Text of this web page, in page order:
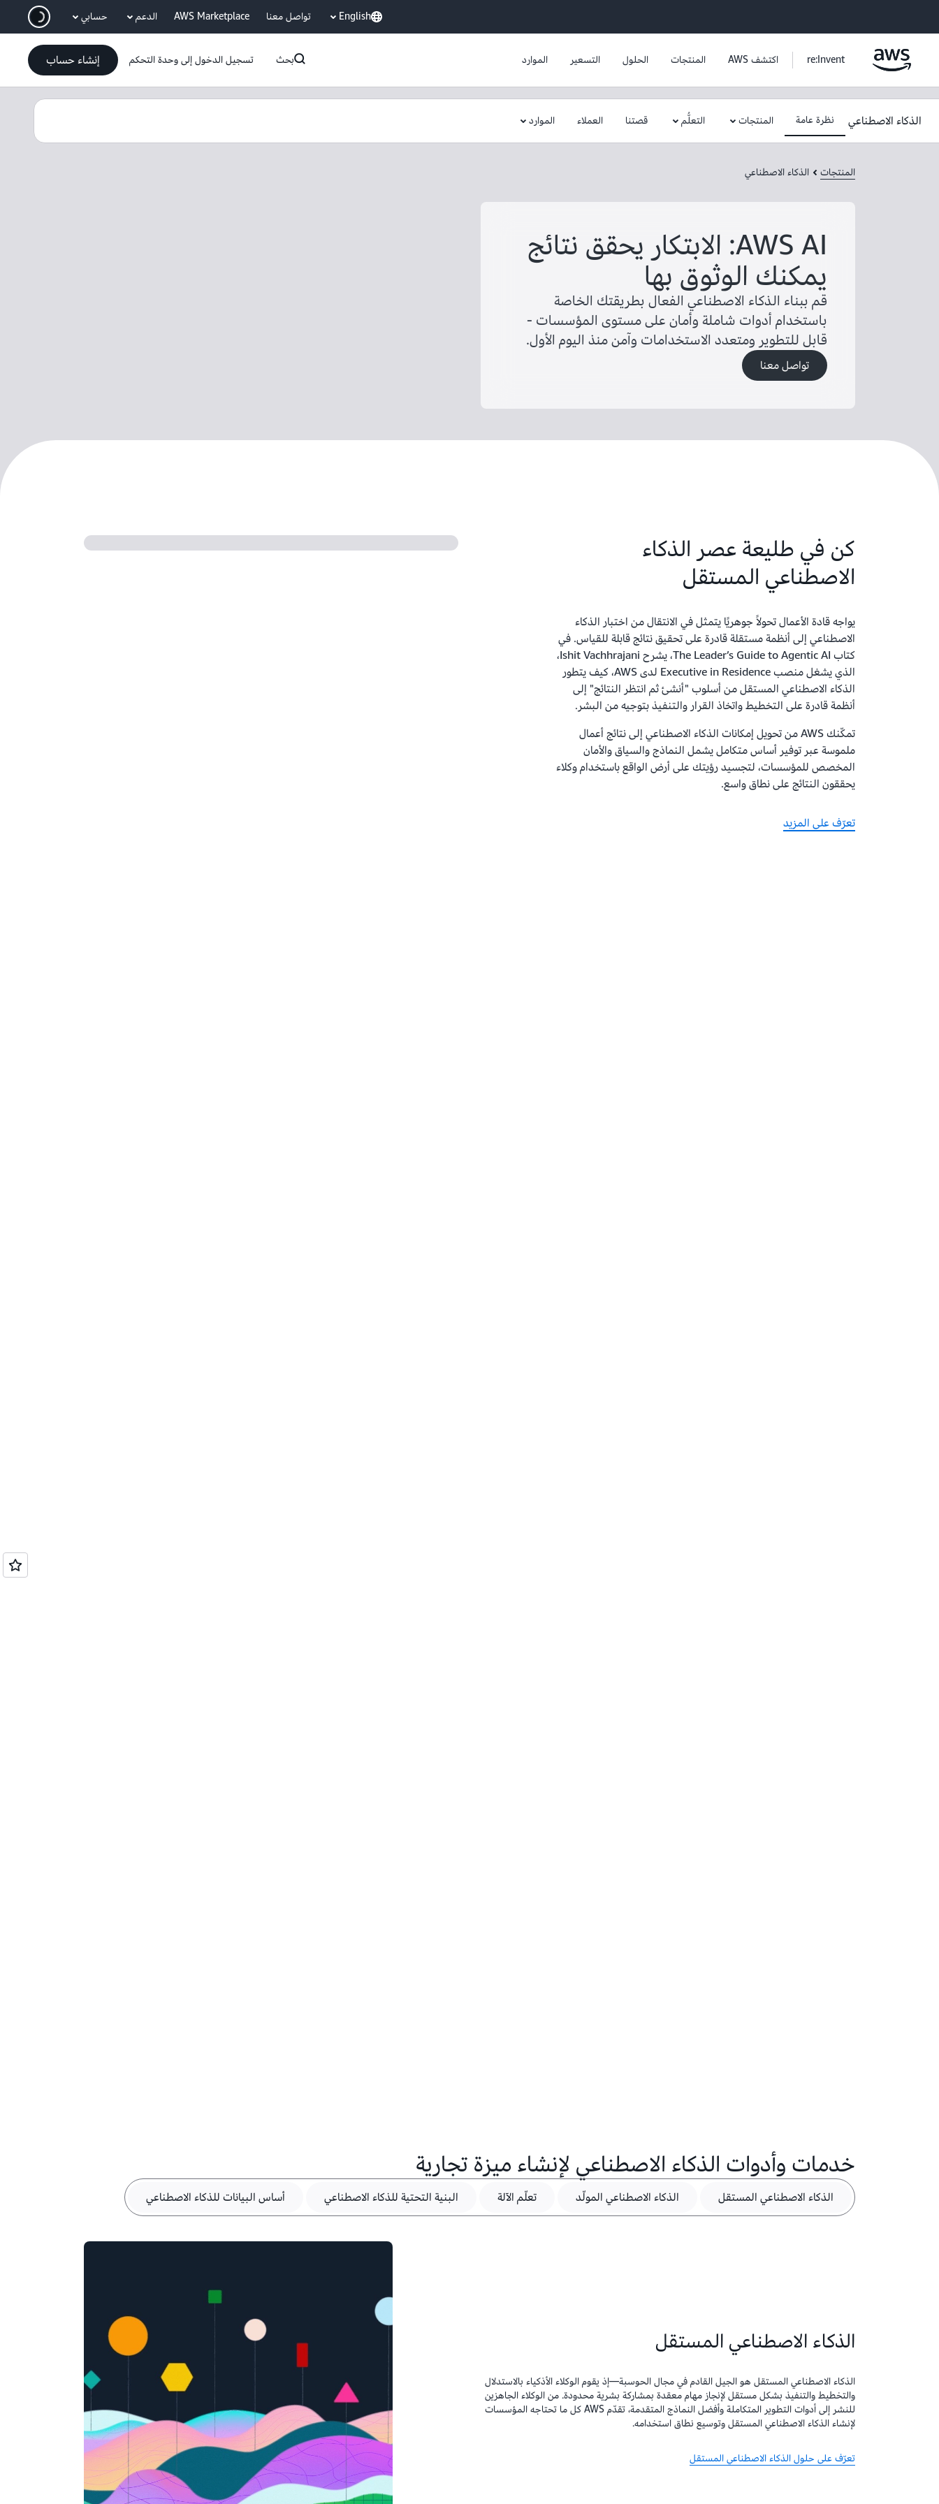
انتقل إلى المحتوى الرئيسي English تواصل معنا AWS Marketplace الدعم حسابي
re:Invent اكتشف AWS المنتجات الحلول التسعير الموارد بحث تسجيل الدخول إلى وحدة التحكم إنشاء حساب
الذكاء الاصطناعي نظرة عامة المنتجات التعلُّم قصتنا العملاء الموارد
المنتجات الذكاء الاصطناعي
AWS AI: الابتكار يحقق نتائج
يمكنك الوثوق بها
قم ببناء الذكاء الاصطناعي الفعال بطريقتك الخاصة
باستخدام أدوات شاملة وأمان على مستوى المؤسسات -
قابل للتطوير ومتعدد الاستخدامات وآمن منذ اليوم الأول.
تواصل معنا
كن في طليعة عصر الذكاء
الاصطناعي المستقل
يواجه قادة الأعمال تحولاً جوهريًا يتمثل في الانتقال من اختبار الذكاء
الاصطناعي إلى أنظمة مستقلة قادرة على تحقيق نتائج قابلة للقياس. في
كتاب The Leader’s Guide to Agentic AI، يشرح Ishit Vachhrajani،
الذي يشغل منصب Executive in Residence لدى AWS، كيف يتطور
الذكاء الاصطناعي المستقل من أسلوب "أنشئ ثم انتظر النتائج" إلى
أنظمة قادرة على التخطيط واتخاذ القرار والتنفيذ بتوجيه من البشر.
تمكّنك AWS من تحويل إمكانات الذكاء الاصطناعي إلى نتائج أعمال
ملموسة عبر توفير أساس متكامل يشمل النماذج والسياق والأمان
المخصص للمؤسسات، لتجسيد رؤيتك على أرض الواقع باستخدام وكلاء
يحققون النتائج على نطاق واسع.
تعرّف على المزيد
خدمات وأدوات الذكاء الاصطناعي لإنشاء ميزة تجارية
الذكاء الاصطناعي المستقل الذكاء الاصطناعي المولّد تعلّم الآلة البنية التحتية للذكاء الاصطناعي أساس البيانات للذكاء الاصطناعي
الذكاء الاصطناعي المستقل
الذكاء الاصطناعي المستقل هو الجيل القادم في مجال الحوسبة—إذ يقوم الوكلاء الأذكياء بالاستدلال
والتخطيط والتنفيذ بشكل مستقل لإنجاز مهام معقدة بمشاركة بشرية محدودة. من الوكلاء الجاهزين
للنشر إلى أدوات التطوير المتكاملة وأفضل النماذج المتقدمة، تقدّم AWS كل ما تحتاجه المؤسسات
لإنشاء الذكاء الاصطناعي المستقل وتوسيع نطاق استخدامه.
تعرّف على حلول الذكاء الاصطناعي المستقل